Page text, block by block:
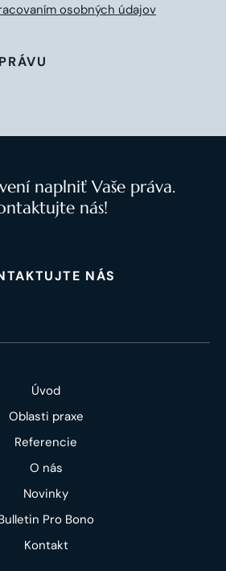
osobných údajov
naplniť Vaše práva.
nás!
NÁS
Úvod
Oblasti praxe
Referencie
O nás
Novinky
Pro Bono
Kontakt